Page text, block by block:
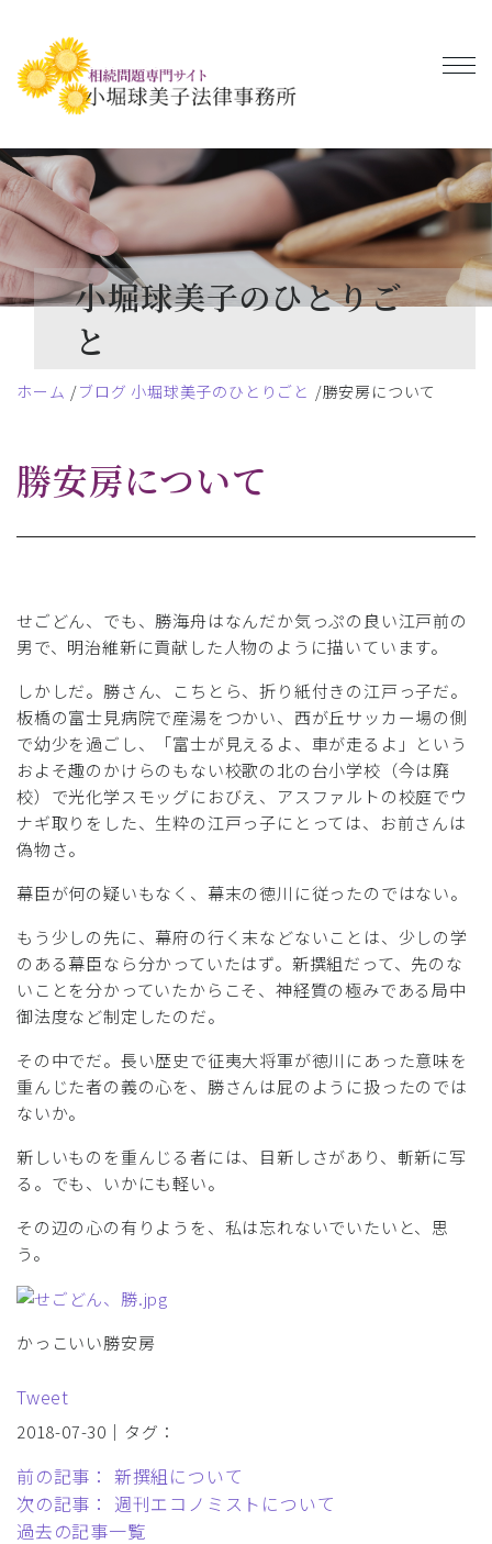
小堀球美子のひとりご
と
ホーム ブログ 小堀球美子のひとりごと 勝安房について
勝安房について
せごどん、でも、勝海舟はなんだか気っぷの良い江戸前の
男で、明治維新に貢献した人物のように描いています。
しかしだ。勝さん、こちとら、折り紙付きの江戸っ子だ。
板橋の富士見病院で産湯をつかい、西が丘サッカー場の側
で幼少を過ごし、「富士が見えるよ、車が走るよ」という
およそ趣のかけらのもない校歌の北の台小学校（今は廃
校）で光化学スモッグにおびえ、アスファルトの校庭でウ
ナギ取りをした、生粋の江戸っ子にとっては、お前さんは
偽物さ。
幕臣が何の疑いもなく、幕末の徳川に従ったのではない。
もう少しの先に、幕府の行く末などないことは、少しの学
のある幕臣なら分かっていたはず。新撰組だって、先のな
いことを分かっていたからこそ、神経質の極みである局中
御法度など制定したのだ。
その中でだ。長い歴史で征夷大将軍が徳川にあった意味を
重んじた者の義の心を、勝さんは屁のように扱ったのでは
ないか。
新しいものを重んじる者には、目新しさがあり、斬新に写
る。でも、いかにも軽い。
その辺の心の有りようを、私は忘れないでいたいと、思
う。
かっこいい勝安房
Tweet
2018-07-30｜タグ：
前の記事： 新撰組について
次の記事： 週刊エコノミストについて
過去の記事一覧